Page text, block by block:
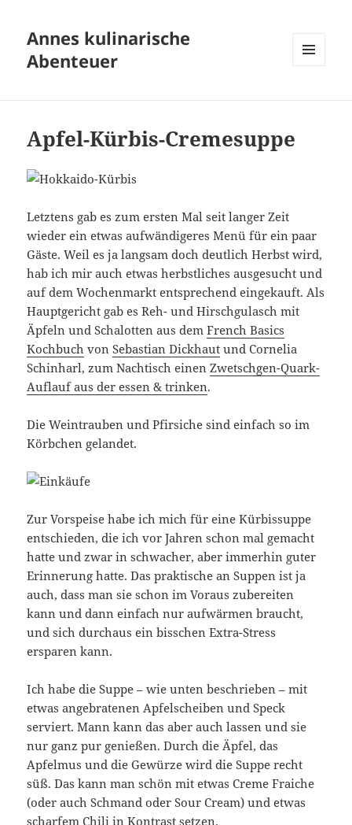
Annes kulinarische
Abenteuer
Apfel-Kürbis-Cremesuppe
Letztens gab es zum ersten Mal seit langer Zeit
wieder ein etwas aufwändigeres Menü für ein paar
Gäste. Weil es ja langsam doch deutlich Herbst wird,
hab ich mir auch etwas herbstliches ausgesucht und
auf dem Wochenmarkt entsprechend eingekauft. Als
Hauptgericht gab es Reh- und Hirschgulasch mit
Äpfeln und Schalotten aus demFrench Basics
Kochbuch vonSebastian Dickhaut und Cornelia
Schinharl, zum Nachtisch einenZwetschgen-Quark-
Auflauf aus der essen & trinken.
Die Weintrauben und Pfirsiche sind einfach so im
Körbchen gelandet.
Zur Vorspeise habe ich mich für eine Kürbissuppe
entschieden, die ich vor Jahren schon mal gemacht
hatte und zwar in schwacher, aber immerhin guter
Erinnerung hatte. Das praktische an Suppen ist ja
auch, dass man sie schon im Voraus zubereiten
kann und dann einfach nur aufwärmen braucht,
und sich durchaus ein bisschen Extra-Stress
ersparen kann.
Ich habe die Suppe – wie unten beschrieben – mit
etwas angebratenen Apfelscheiben und Speck
serviert. Mann kann das aber auch lassen und sie
nur ganz pur genießen. Durch die Äpfel, das
Apfelmus und die Gewürze wird die Suppe recht
süß. Das kann man schön mit etwas Creme Fraiche
(oder auch Schmand oder Sour Cream) und etwas
scharfem Chili in Kontrast setzen.